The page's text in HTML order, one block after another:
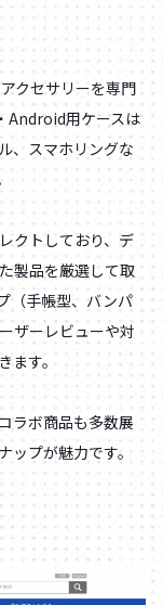
クセサリーを専門
Android用ケースは
、スマホリングな
クトしており、デ
製品を厳選して取
（手帳型、バンパ
ザーレビューや対
す。
ラボ商品も多数展
プが魅力です。